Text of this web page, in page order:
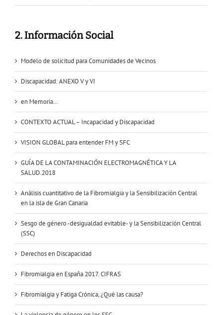
2. Información Social
Modelo de solicitud para Comunidades de Vecinos
Discapacidad: ANEXO V y VI
en Memoria…
CONTEXTO ACTUAL – Incapacidad y Discapacidad
VISION GLOBAL para entender FM y SFC
GUÍA DE LA CONTAMINACIÓN ELECTROMAGNÉTICA Y LA
SALUD.2018
Análisis cuantitativo de la Fibromialgia y la Sensibilización Central
en la isla de Gran Canaria
Sesgo de género -desigualdad evitable- y la Sensibilización Central
(SSC)
Derechos en Discapacidad
Fibromialgia en España 2017. CIFRAS
Fibromialgia y Fatiga Crónica, ¿Qué las causa?